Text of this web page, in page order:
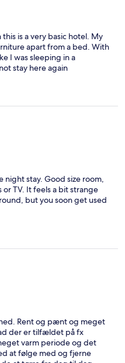
is a very basic hotel. My
apart from a bed. With
I was sleeping in a
stay here again
night stay. Good size room,
TV. It feels a bit strange
but you soon get used
Rent og pænt og meget
der er tilfældet på fx
varm periode og det
at følge med og fjerne